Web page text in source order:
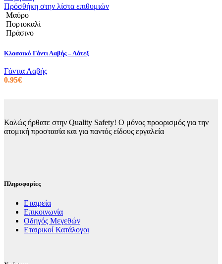
προϊόντος
έχει
παραλλαγές.
Οι
μπορούν
να
επιλεγούν
στη
Πρόσθήκη στην λίστα επιθυμιών
Μαύρο
Πορτοκαλί
Πράσινο
Κλασσικό Γάντι Λαβής – Λάτεξ
Γάντια Λαβής
0.95€
Καλώς ήρθατε στην Quality Safety! Ο μόνος προορισμός για την
ατομική προστασία και για παντός είδους εργαλεία
Πληροφορίες
Εταιρεία
Επικοινωνία
Οδηγός Μεγεθών
Εταιρικοί Κατάλογοι